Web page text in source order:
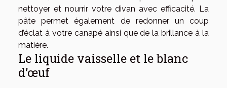
nettoyer et nourrir votre divan avec efficacité. La
pâte permet également de redonner un coup
d’éclat à votre canapé ainsi que de la brillance à la
matière.
Le liquide vaisselle et le blanc
d’œuf